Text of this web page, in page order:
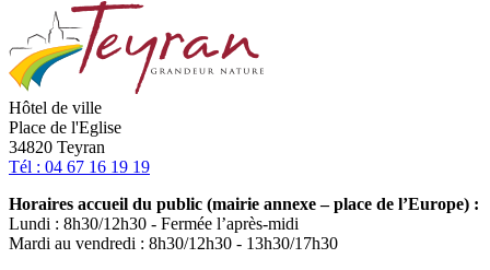
haut
du
site
Hôtel de ville
Place de l'Eglise
34820 Teyran
Tél : 04 67 16 19 19
Horaires accueil du public (mairie annexe – place de l’Europe) :
Lundi : 8h30/12h30 - Fermée l’après-midi
Mardi au vendredi : 8h30/12h30 - 13h30/17h30